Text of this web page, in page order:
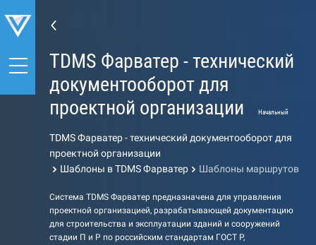
TDMS Фарватер - технический
документооборот для
проектной организации
Начальный
TDMS Фарватер - технический документооборот для
проектной организации
Шаблоны в TDMS Фарватер
Шаблоны маршрутов
Система TDMS Фарватер предназначена для управления
проектной организацией, разрабатывающей документацию
для строительства и эксплуатации зданий и сооружений
стадии П и Р по российским стандартам ГОСТ Р,